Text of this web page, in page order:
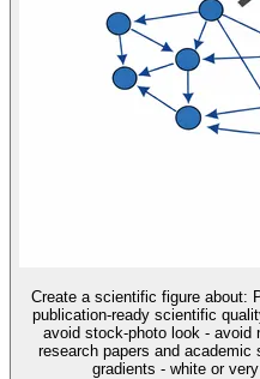
Create a scientific figure about:
publication-ready scientific
avoid stock-photo look - avoid
research papers and
gradients - white or